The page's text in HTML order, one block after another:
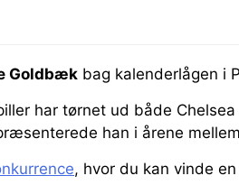
Goldbæk bag kalenderlågen i
har tørnet ud både Chelsea
han i årene
, hvor du kan vinde